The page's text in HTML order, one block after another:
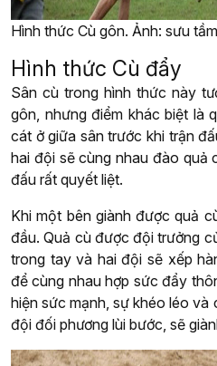
Hình thức Cù gôn. Ảnh: sưu tầm
Hình thức Cù đẩy
Sân cù trong hình thức này
gôn, nhưng điểm khác biệt là
cát ở giữa sân trước khi trận
hai đội sẽ cùng nhau đào quả
đấu rất quyết liệt.
Khi một bên giành được quả
đầu. Quả cù được đội trưởng
trong tay và hai đội sẽ xếp
để cùng nhau hợp sức đẩy
hiện sức mạnh, sự khéo léo và
đội đối phương lùi bước, sẽ